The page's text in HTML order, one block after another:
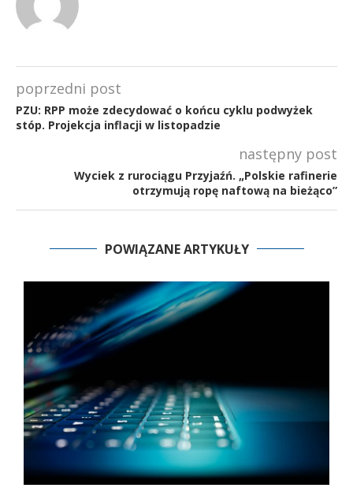
poprzedni post
PZU: RPP może zdecydować o końcu cyklu podwyżek
stóp. Projekcja inflacji w listopadzie
następny post
Wyciek z rurociągu Przyjaźń. „Polskie rafinerie
otrzymują ropę naftową na bieżąco”
POWIĄZANE ARTYKUŁY